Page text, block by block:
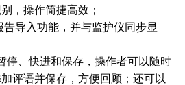
，操作简捷高效；
导入功能，并与监护仪同步显
停、快进和保存，操作者可以随时
评语并保存，方便回顾；还可以